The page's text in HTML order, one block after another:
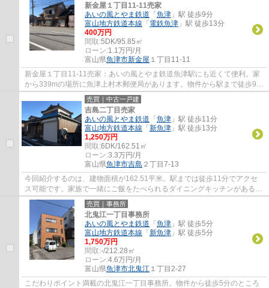
新金屋１丁目11-11売家
あいの風とやま鉄道 「 魚津 」駅 徒歩9分
富山地方鉄道本線 「 電鉄魚津 」駅 徒歩13分
400万円
間取:5DK/95.85㎡
ローン:1.1万円/月
富山県魚津市新金屋 １丁目11-11
新金屋１丁目11-11売家：あいの風とやま鉄道魚津駅にも近くて便利。家
から339mの場所に魚津上村木郵便局があります。物件から駅まで徒歩9分
です。引っ越しをすぐに行いたい方に、即引...
売買｜中古一戸建
吉島二丁目売家
あいの風とやま鉄道 「 魚津 」駅 徒歩11分
富山地方鉄道本線 「 新魚津 」駅 徒歩13分
1,250万円
間取:6DK/162.51㎡
ローン:3.3万円/月
富山県魚津市吉島 ２丁目7-13
今回紹介するのは、建物面積が162.51平米。駅までは徒歩11分でアクセ
ス可能です。家族で一緒にご飯をたべられるダイニングキッチンがある間
取り。すぐに入居できるので、お待ちいただ...
売買｜事務所
北鬼江一丁目事務所
あいの風とやま鉄道 「 魚津 」駅 徒歩5分
富山地方鉄道本線 「 新魚津 」駅 徒歩5分
1,750万円
間取:-/212.28㎡
ローン:4.6万円/月
富山県魚津市北鬼江 １丁目2-27
こだわりポイント満載の北鬼江一丁目事務所。物件から徒歩5分のところ